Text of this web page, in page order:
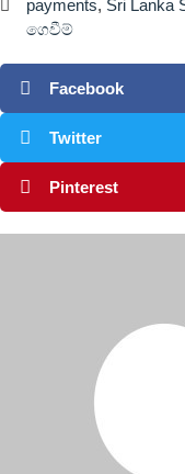
payments, Sri Lanka
ගෙවීම්
Facebook
Twitter
Pinterest